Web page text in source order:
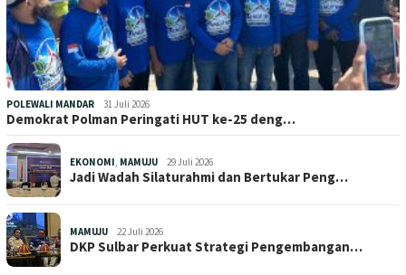
POLEWALI MANDAR 31 Juli 2026
Demokrat Polman Peringati HUT ke-25 deng…
EKONOMI, MAMUJU 29 Juli 2026
Jadi Wadah Silaturahmi dan Bertukar Peng…
MAMUJU 22 Juli 2026
DKP Sulbar Perkuat Strategi Pengembangan…